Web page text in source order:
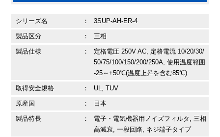
シリーズ名 ： 3SUP-AH-ER-4
製品区分 ： 三相
製品仕様 ：
定格電圧 250V AC, 定格電流 10/20/30/
50/75/100/150/200/250A, 使用温度範囲
-25～+50℃(温度上昇を含む85℃)
取得安全規格 ： UL, TUV
原産国 ： 日本
製品特長 ：
電子・電気機器用ノイズフィルタ, 三相
高減衰, 一段回路, ネジ端子タイプ